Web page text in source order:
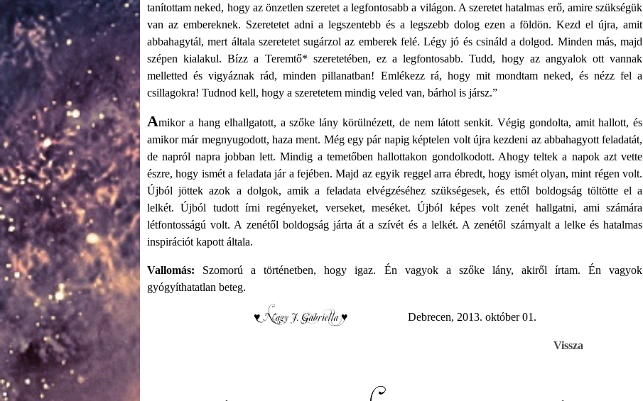
tanítottam neked, hogy az önzetlen szeretet a legfontosabb a világon. A szeretet hatalmas erő, amire szükségük
van az embereknek. Szeretetet adni a legszentebb és a legszebb dolog ezen a földön. Kezd el újra, amit
abbahagytál, mert általa szeretetet sugárzol az emberek felé. Légy jó és csináld a dolgod. Minden más, majd
szépen kialakul. Bízz a Teremtő* szeretetében, ez a legfontosabb. Tudd, hogy az angyalok ott vannak
melletted és vigyáznak rád, minden pillanatban! Emlékezz rá, hogy mit mondtam neked, és nézz fel a
csillagokra! Tudnod kell, hogy a szeretetem mindig veled van, bárhol is jársz.”
Amikor a hang elhallgatott, a szőke lány körülnézett, de nem látott senkit. Végig gondolta, amit hallott, és
amikor már megnyugodott, haza ment. Még egy pár napig képtelen volt újra kezdeni az abbahagyott feladatát,
de napról napra jobban lett. Mindig a temetőben hallottakon gondolkodott. Ahogy teltek a napok azt vette
észre, hogy ismét a feladata jár a fejében. Majd az egyik reggel arra ébredt, hogy ismét olyan, mint régen volt.
Újból jöttek azok a dolgok, amik a feladata elvégzéséhez szükségesek, és ettől boldogság töltötte el a
lelkét. Újból tudott írni regényeket, verseket, meséket. Újból képes volt zenét hallgatni, ami számára
létfontosságú volt. A zenétől boldogság járta át a szívét és a lelkét. A zenétől szárnyalt a lelke és hatalmas
inspirációt kapott általa.
Vallomás: Szomorú a történetben, hogy igaz. Én vagyok a szőke lány, akiről írtam. Én vagyok
gyógyíthatatlan beteg.
♥ Nagy J. Gabriella ♥ Debrecen, 2013. október 01.
Vissza